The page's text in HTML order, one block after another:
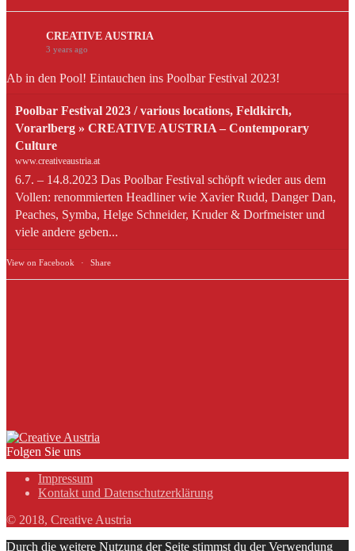
CREATIVE AUSTRIA
3 years ago
Ab in den Pool! Eintauchen ins Poolbar Festival 2023!
Poolbar Festival 2023 / various locations, Feldkirch,
Vorarlberg » CREATIVE AUSTRIA – Contemporary
Culture
www.creativeaustria.at
6.7. – 14.8.2023 Das Poolbar Festival schöpft wieder aus dem
Vollen: renommierten Headliner wie Xavier Rudd, Danger Dan,
Peaches, Symba, Helge Schneider, Kruder & Dorfmeister und
viele andere geben...
View on Facebook · Share
Folgen Sie uns
Impressum
Kontakt und Datenschutzerklärung
© 2018, Creative Austria
Durch die weitere Nutzung der Seite stimmst du der Verwendung